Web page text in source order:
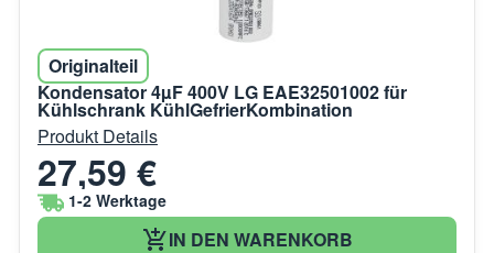
Originalteil
Kondensator 4µF 400V LG EAE32501002 für
Kühlschrank KühlGefrierKombination
Produkt Details
27,59 €
1-2 Werktage
IN DEN WARENKORB